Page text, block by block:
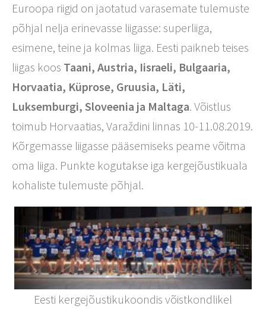
Euroopa riigid on jaotatud varasemate tulemuste
põhjal nelja erinevasse liigasse: superliiga,
esimene, teine ja kolmas liiga. Eesti paikneb teises
liigas koos Taani, Austria, Iisraeli, Bulgaaria,
Horvaatia, Küprose, Gruusia, Läti,
Luksemburgi, Sloveenia ja Maltaga. Võistlus
toimub Horvaatias, Varaždini linnas 10-11.08.2019.
Kõrgemasse liigasse pääsemiseks peame võitma
oma liiga. Punkte kogutakse iga kergejõustikuala
kohaliste tulemuste põhjal.
Eesti kergejõustikukoondis võistkondlikel